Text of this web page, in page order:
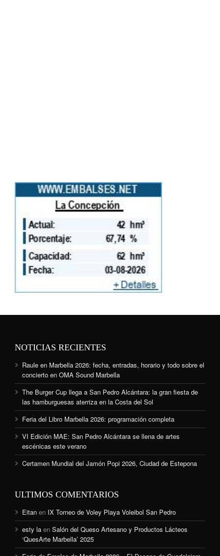
NOTICIAS RECIENTES
Raule en Marbella 2026: fecha, entradas, horario y todo sobre el
concierto en OMA Sound Marbella
The Burger Cup llega a San Pedro Alcántara: la gran fiesta de
las hamburguesas aterriza en la Costa del Sol
Feria del Libro Marbella 2026: programación completa
VI Edición MAE: San Pedro Alcántara se llena de artes
escénicas este verano
Certamen Mundial del Jamón Popi 2026, Ciudad de Estepona
ULTIMOS COMENTARIOS
Eitan en IX Torneo de Voley Playa Voleibol San Pedro
esty la en Salón del Queso Artesano y Productos Lácteos
‘QuesArte Marbella’ 2025